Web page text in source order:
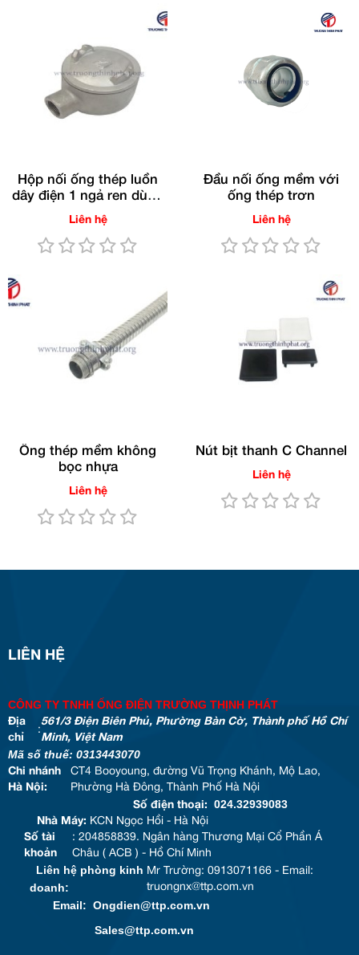
Hộp nối ống thép luồn
dây điện 1 ngả ren dùng
cho ống RSC/IMC
(Gang nhúng nóng)
Liên hệ
Đầu nối ống mềm với
ống thép trơn
Liên hệ
Ống thép mềm không
bọc nhựa
Liên hệ
Nút bịt thanh C Channel
Liên hệ
LIÊN HỆ
CÔNG TY TNHH ỐNG ĐIỆN TRƯỜNG THỊNH PHÁT
Địa
chỉ
:
561/3 Điện Biên Phủ, Phường Bàn Cờ, Thành phố Hồ Chí
Minh, Việt Nam
Mã số thuế: 0313443070
Chi nhánh
Hà Nội:
CT4 Booyoung, đường Vũ Trọng Khánh, Mộ Lao,
Phường Hà Đông, Thành Phố Hà Nội
Số điện thoại:
024.32939083
Nhà Máy: KCN Ngọc Hồi - Hà Nội
Số tài
khoản
: 204858839. Ngân hàng Thương Mại Cổ Phần Á
Châu ( ACB ) - Hồ Chí Minh
Liên hệ phòng kinh
doanh:
Mr Trường: 0913071166 - Email:
truongnx@ttp.com.vn
Email: Ongdien@ttp.com.vn
Sales@ttp.com.vn